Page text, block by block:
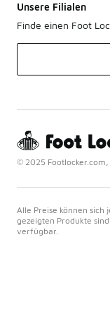
Unsere Filialen
Finde einen Foot
© 2025
Alle Preise können sich
gezeigten Produkte
verfügbar.